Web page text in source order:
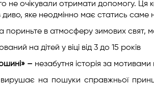
не очікували отримати допомогу. Ця
в диво, яке неодмінно має статись саме
пориньте в атмосферу зимових свят,
на дітей у віці від 3 до 15 років
– незабутня історія за
на пошуки справжньої